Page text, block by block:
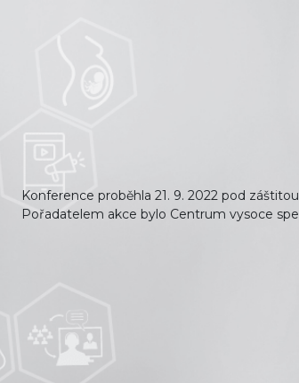
Konference proběhla 21. 9. 2022 pod
Pořadatelem akce bylo Centrum vysoce